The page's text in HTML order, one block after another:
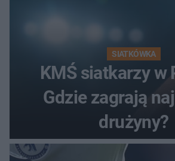
SIATKÓWKA
KMŚ siatkarzy w
Gdzie zagrają
drużyny?